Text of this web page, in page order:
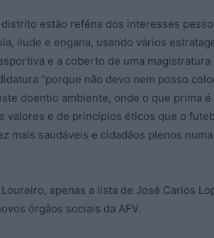
estão reféns dos interesses
ilude e engana, usando vários
e a coberto de uma magistratura
“porque não devo nem posso
doentio ambiente, onde o que prima é
valores e de princípios éticos que o
mais saudáveis e cidadãos plenos
apenas a lista de José Carlos
órgãos sociais da AFV.